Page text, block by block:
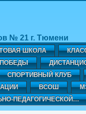
№ 21 г. Тюмени
ШКОЛА
ПОБЕДЫ
CПОРТИВНЫЙ КЛУБ
ВСОШ
ПЕДАГОГИЧЕСКОЙ…